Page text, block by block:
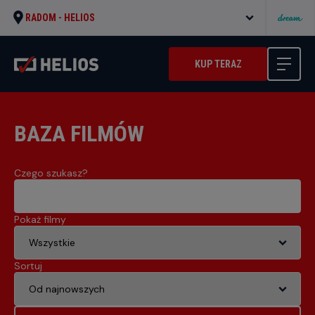
RADOM - HELIOS
KUP TERAZ
BAZA FILMÓW
Czego szukasz?
Pokaż filmy
Sortuj